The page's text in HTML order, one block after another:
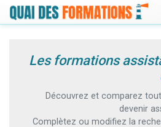
Les formations
Découvrez et comparez
devenir
Complètez ou modifiez la